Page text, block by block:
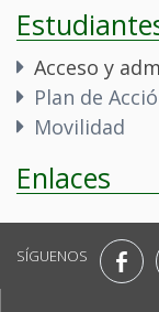
Acceso y
Plan de
Movilidad
Enlaces
SÍGUENOS